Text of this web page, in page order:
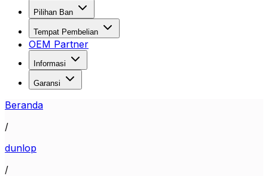
Pilihan Ban
Tempat Pembelian
OEM Partner
Informasi
Garansi
Beranda
/
dunlop
/